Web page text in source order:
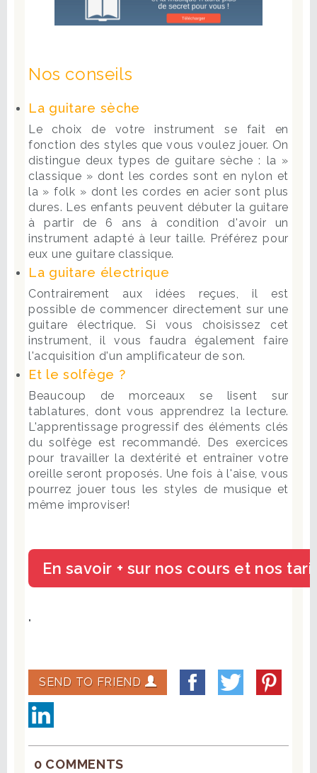
Nos conseils
La guitare sèche
Le choix de votre instrument se fait en
fonction des styles que vous voulez jouer. On
distingue deux types de guitare sèche : la »
classique » dont les cordes sont en nylon et
la » folk » dont les cordes en acier sont plus
dures. Les enfants peuvent débuter la guitare
à partir de 6 ans à condition d'avoir un
instrument adapté à leur taille. Préférez pour
eux une guitare classique.
La guitare électrique
Contrairement aux idées reçues, il est
possible de commencer directement sur une
guitare électrique. Si vous choisissez cet
instrument, il vous faudra également faire
l'acquisition d'un amplificateur de son.
Et le solfège ?
Beaucoup de morceaux se lisent sur
tablatures, dont vous apprendrez la lecture.
L'apprentissage progressif des éléments clés
du solfège est recommandé. Des exercices
pour travailler la dextérité et entraîner votre
oreille seront proposés. Une fois à l'aise, vous
pourrez jouer tous les styles de musique et
même improviser!
"
SEND TO FRIEND
0 COMMENTS